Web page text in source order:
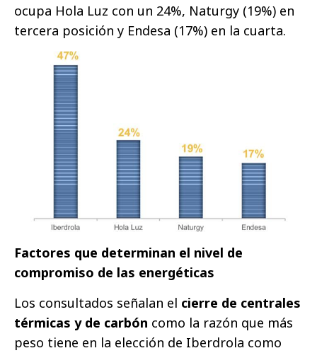
ocupa Hola Luz con un 24%, Naturgy (19%) en
tercera posición y Endesa (17%) en la cuarta.
Factores que determinan el nivel de
compromiso de las energéticas
Los consultados señalan el cierre de centrales
térmicas y de carbón como la razón que más
peso tiene en la elección de Iberdrola como